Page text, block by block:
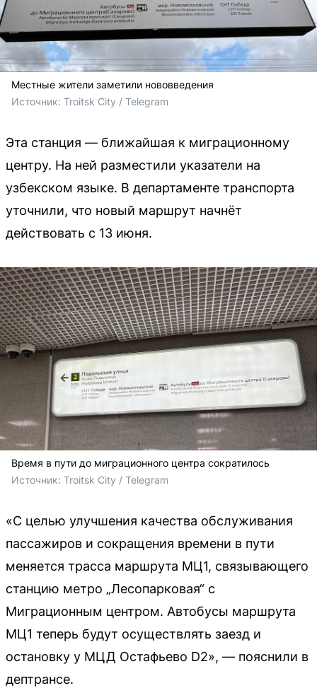
Местные жители заметили нововведения
Источник: Troitsk City / Telegram
Эта станция — ближайшая к миграционному
центру. На ней разместили указатели на
узбекском языке. В департаменте транспорта
уточнили, что новый маршрут начнёт
действовать с 13 июня.
Время в пути до миграционного центра сократилось
Источник: Troitsk City / Telegram
«С целью улучшения качества обслуживания
пассажиров и сокращения времени в пути
меняется трасса маршрута МЦ1, связывающего
станцию метро „Лесопарковая“ с
Миграционным центром. Автобусы маршрута
МЦ1 теперь будут осуществлять заезд и
остановку у МЦД Остафьево D2», — пояснили в
дептрансе.